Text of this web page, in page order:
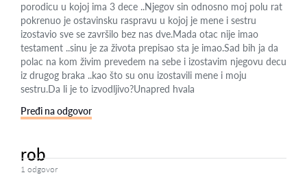
porodicu u kojoj ima 3 dece ..Njegov sin odnosno moj polu rat
pokrenuo je ostavinsku raspravu u kojoj je mene i sestru
izostavio sve se završilo bez nas dve.Mada otac nije imao
testament ..sinu je za života prepisao sta je imao.Sad bih ja da
polac na kom živim prevedem na sebe i izostavim njegovu decu
iz drugog braka ..kao što su onu izostavili mene i moju
sestru.Da li je to izvodljivo?Unapred hvala
Pređi na odgovor
rob
1 odgovor